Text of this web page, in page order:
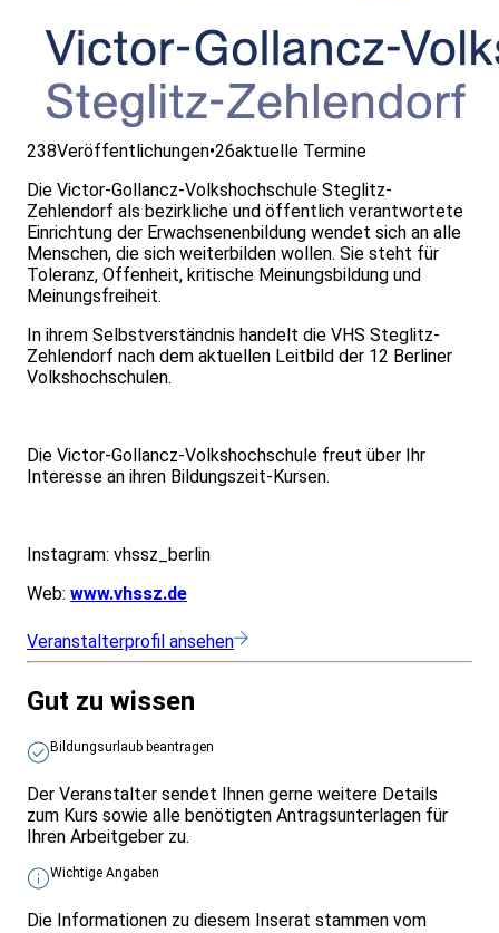
238Veröffentlichungen•26aktuelle Termine
Die Victor-Gollancz-Volkshochschule Steglitz-
Zehlendorf als bezirkliche und öffentlich verantwortete
Einrichtung der Erwachsenenbildung wendet sich an alle
Menschen, die sich weiterbilden wollen. Sie steht für
Toleranz, Offenheit, kritische Meinungsbildung und
Meinungsfreiheit.
In ihrem Selbstverständnis handelt die VHS Steglitz-
Zehlendorf nach dem aktuellen Leitbild der 12 Berliner
Volkshochschulen.
Die Victor-Gollancz-Volkshochschule freut über Ihr
Interesse an ihren Bildungszeit-Kursen.
Instagram: vhssz_berlin
Web: www.vhssz.de
Veranstalterprofil ansehen
Gut zu wissen
Bildungsurlaub beantragen
Der Veranstalter sendet Ihnen gerne weitere Details
zum Kurs sowie alle benötigten Antragsunterlagen für
Ihren Arbeitgeber zu.
Wichtige Angaben
Die Informationen zu diesem Inserat stammen vom